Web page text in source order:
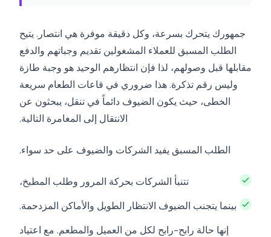
جمهورك يتحرك بسرعة، وكل دقيقة موفرة هي انتصار. يتيح
الطلب المسبق للعملاء المشغولين تقديم وجباتهم والدفع
مقابلها قبل وصولهم، لذا فإن انتظارهم الوحيد هو وجبة طازة
وليس رقم تذكرة. هذا ضروري في قاعات الطعام سريعة
الخطى، حيث يكون الضيوف دائماً في تنقل، يبحثون عن
الانتقال إلى المغامرة التالية.
الطلب المسبق يفيد الشركات والضيوف على حد سواء.
تتنبأ الشركات بحركة المرور وطلب المطبخ،
بينما يتجنب الضيوف الانتظار الطويل والأماكن المزدحمة.
إنها حالة رابح-رابح لكل من العميل والمطعم. مع اعتياد